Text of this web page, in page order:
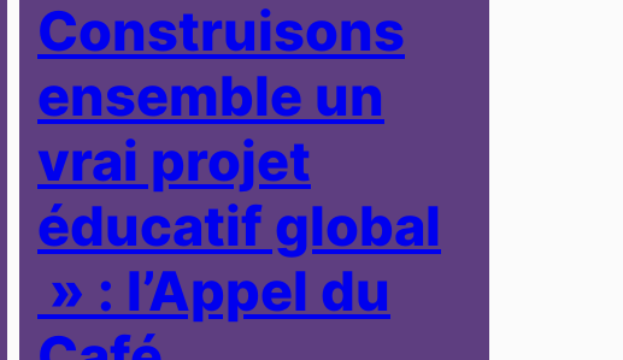
Construisons
ensemble un
vrai projet
éducatif global
» : l’Appel du